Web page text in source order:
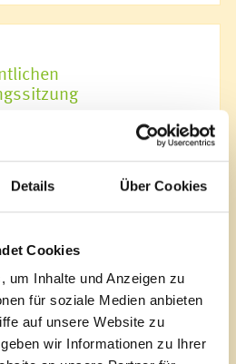
Details Über Cookies
Cookies
um Inhalte und Anzeigen zu
für soziale Medien anbieten
auf unsere Website zu
wir Informationen zu Ihrer
2024, um 19:00 Uhr,
Rathauses die 28.
statt.